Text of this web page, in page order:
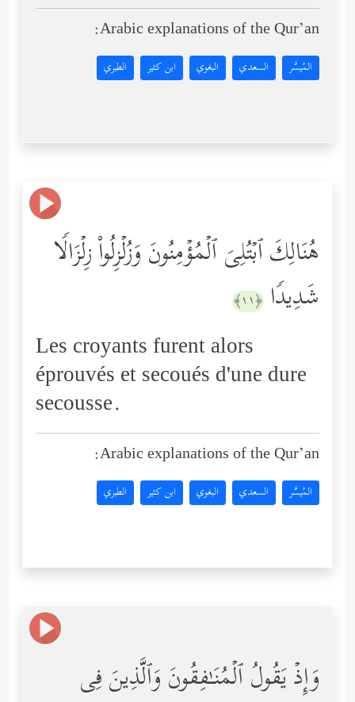
Arabic explanations of the Qur’an:
المُيسَّر السعدي البغوي ابن كثير الطبري
هُنَالِكَ ٱبۡتُلِیَ ٱلۡمُؤۡمِنُونَ وَزُلۡزِلُواْ زِلۡزَالࣰا
شَدِیدࣰا ﴿١١﴾
Les croyants furent alors
éprouvés et secoués d'une dure
secousse.
Arabic explanations of the Qur’an:
المُيسَّر السعدي البغوي ابن كثير الطبري
وَإِذۡ یَقُولُ ٱلۡمُنَـٰفِقُونَ وَٱلَّذِینَ فِی